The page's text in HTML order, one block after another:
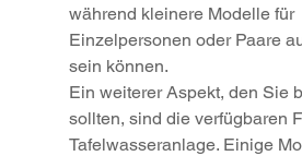
während kleinere Modelle für
Einzelpersonen oder Paare
sein können.
Ein weiterer Aspekt, den Sie
sollten, sind die verfügbaren
Tafelwasseranlage. Einige